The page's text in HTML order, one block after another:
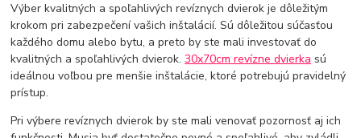
Výber kvalitných a spoľahlivých revíznych dvierok je dôležitým
krokom pri zabezpečení vašich inštalácií. Sú dôležitou súčasťou
každého domu alebo bytu, a preto by ste mali investovať do
kvalitných a spoľahlivých dvierok.30x70cm revízne dvierka sú
ideálnou voľbou pre menšie inštalácie, ktoré potrebujú pravidelný
prístup.
Pri výbere revíznych dvierok by ste mali venovať pozornosť aj ich